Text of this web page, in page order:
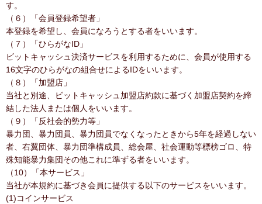
す。
（６）「会員登録希望者」
本登録を希望し、会員になろうとする者をいいます。
（７）「ひらがなID」
ビットキャッシュ決済サービスを利用するために、会員が使用する
16文字のひらがなの組合せによるIDをいいます。
（８）「加盟店」
当社と別途、ビットキャッシュ加盟店約款に基づく加盟店契約を締
結した法人または個人をいいます。
（９）「反社会的勢力等」
暴力団、暴力団員、暴力団員でなくなったときから5年を経過しない
者、右翼団体、暴力団準構成員、総会屋、社会運動等標榜ゴロ、特
殊知能暴力集団その他これに準ずる者をいいます。
（10）「本サービス」
当社が本規約に基づき会員に提供する以下のサービスをいいます。
(1)コインサービス